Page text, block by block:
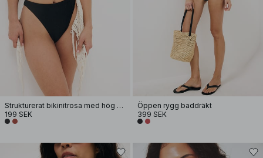
Strukturerat bikinitrosa med hög midja
199 SEK
Öppen rygg baddräkt
399 SEK